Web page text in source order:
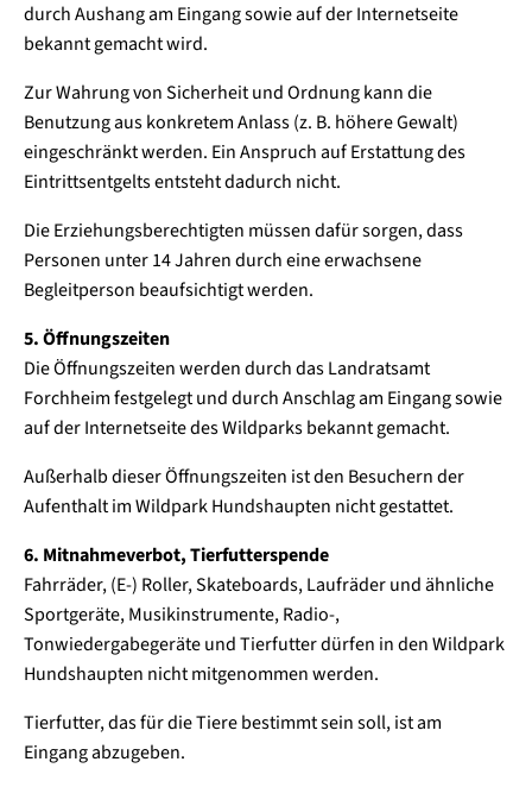
durch Aushang am Eingang sowie auf der Internetseite
bekannt gemacht wird.
Zur Wahrung von Sicherheit und Ordnung kann die
Benutzung aus konkretem Anlass (z. B. höhere Gewalt)
eingeschränkt werden. Ein Anspruch auf Erstattung des
Eintrittsentgelts entsteht dadurch nicht.
Die Erziehungsberechtigten müssen dafür sorgen, dass
Personen unter 14 Jahren durch eine erwachsene
Begleitperson beaufsichtigt werden.
5. Öffnungszeiten
Die Öffnungszeiten werden durch das Landratsamt
Forchheim festgelegt und durch Anschlag am Eingang sowie
auf der Internetseite des Wildparks bekannt gemacht.
Außerhalb dieser Öffnungszeiten ist den Besuchern der
Aufenthalt im Wildpark Hundshaupten nicht gestattet.
6. Mitnahmeverbot, Tierfutterspende
Fahrräder, (E-) Roller, Skateboards, Laufräder und ähnliche
Sportgeräte, Musikinstrumente, Radio-,
Tonwiedergabegeräte und Tierfutter dürfen in den Wildpark
Hundshaupten nicht mitgenommen werden.
Tierfutter, das für die Tiere bestimmt sein soll, ist am
Eingang abzugeben.